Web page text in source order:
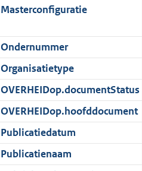
n
o
r
m
a
a
t
K
e
K
b
Masterconfiguratie
Ondernummer
Organisatietype
OVERHEIDop.documentStatus
OVERHEIDop.hoofddocument
Publicatiedatum
Publicatienaam